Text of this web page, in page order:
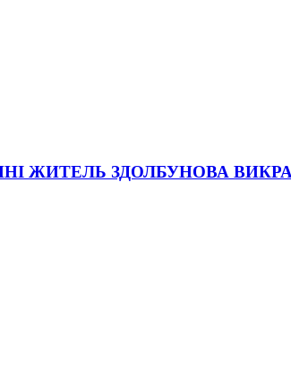
ЖИТЕЛЬ ЗДОЛБУНОВА